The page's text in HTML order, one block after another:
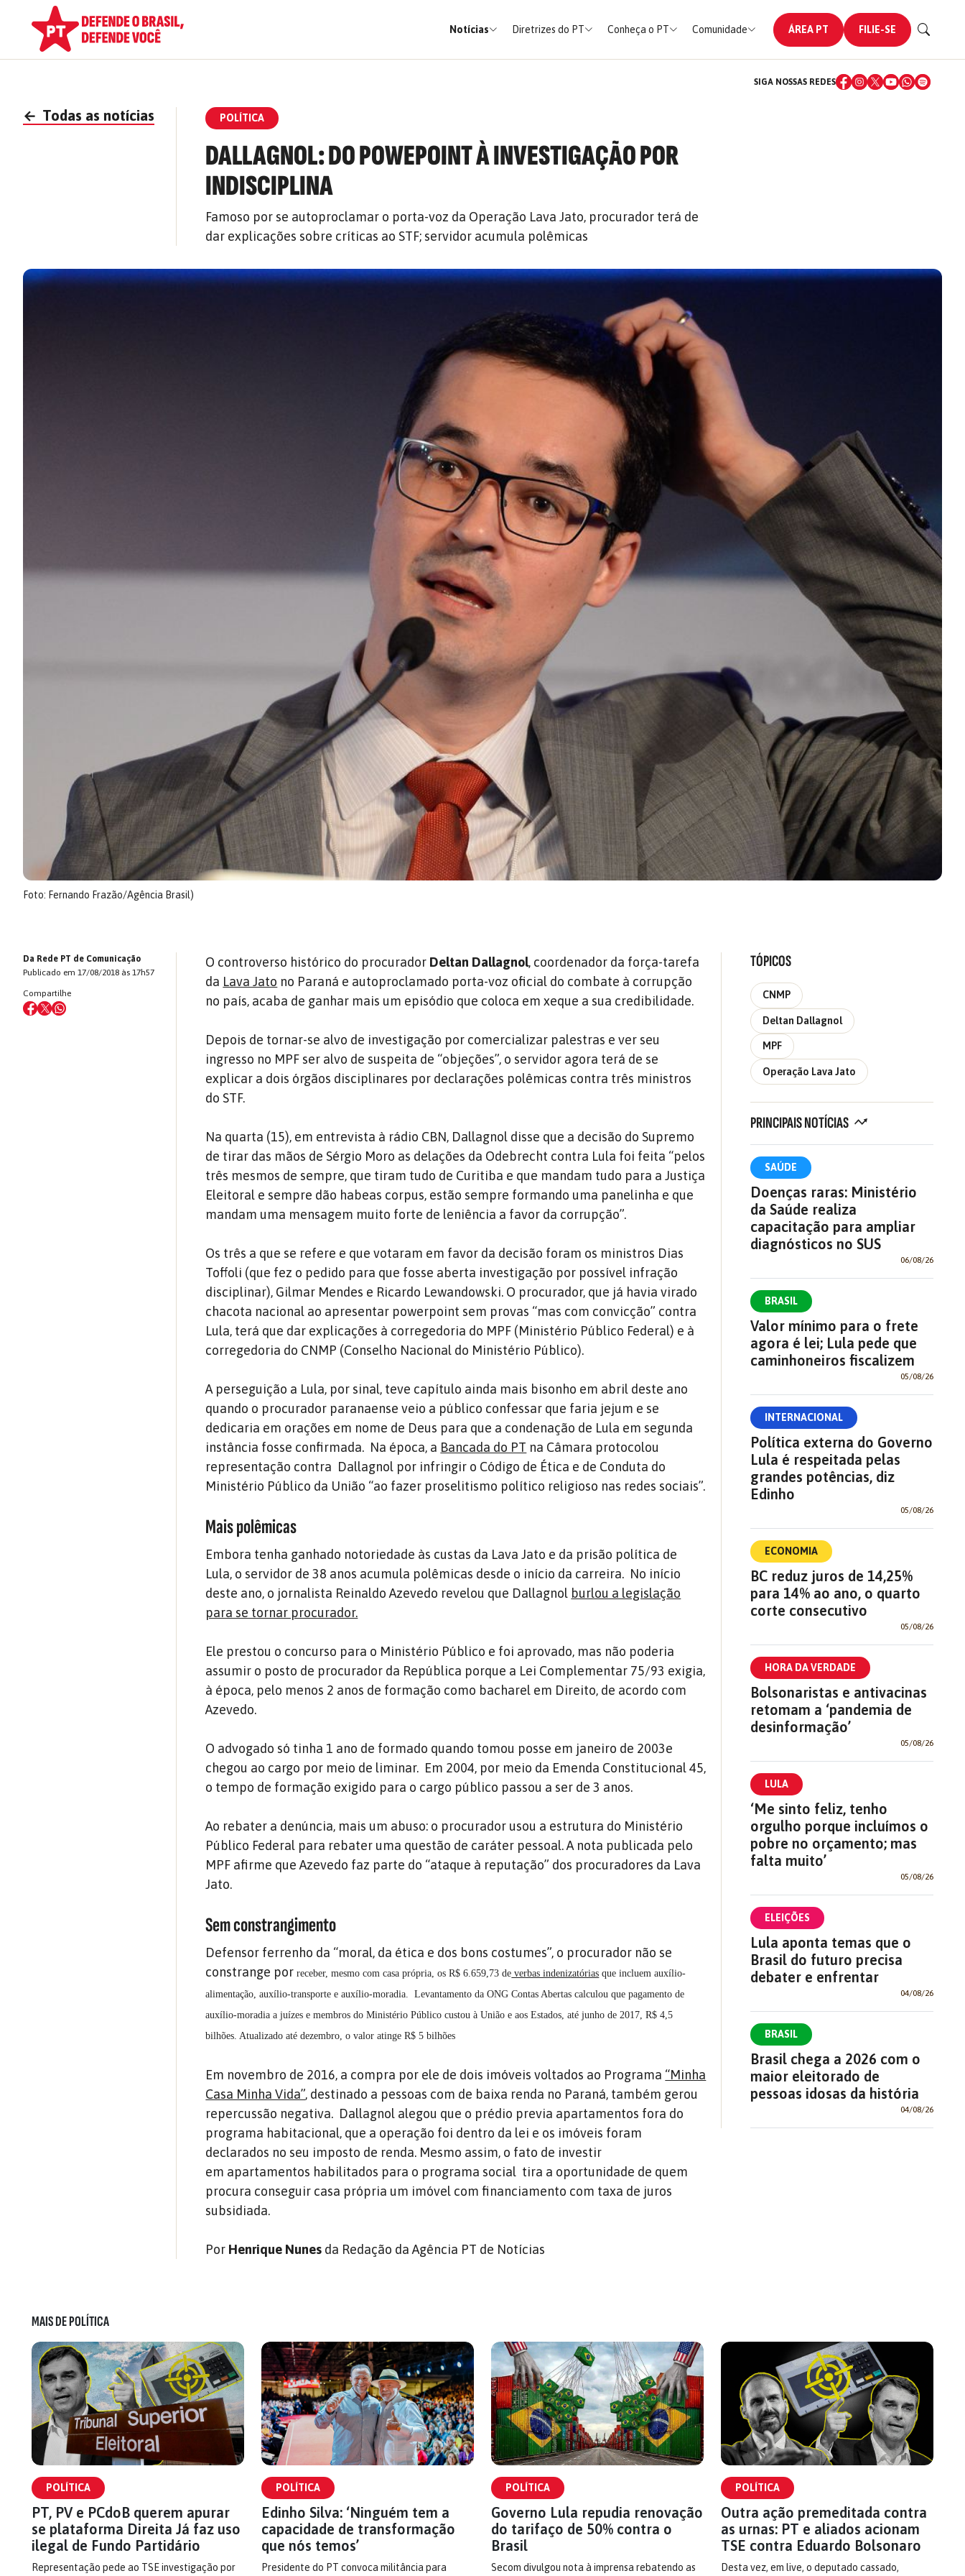
Notícias Diretrizes do PT Conheça o PT Comunidade ÁREA PT FILIE-SE
SIGA NOSSAS REDES
← Todas as notícias POLÍTICA
DALLAGNOL: DO POWEPOINT À INVESTIGAÇÃO POR
INDISCIPLINA
Famoso por se autoproclamar o porta-voz da Operação Lava Jato, procurador terá de
dar explicações sobre críticas ao STF; servidor acumula polêmicas
Foto: Fernando Frazão/Agência Brasil)
Da Rede PT de Comunicação
Publicado em 17/08/2018 às 17h57
Compartilhe
O controverso histórico do procurador Deltan Dallagnol, coordenador da força-tarefa
da Lava Jato no Paraná e autoproclamado porta-voz oficial do combate à corrupção
no país, acaba de ganhar mais um episódio que coloca em xeque a sua credibilidade.
Depois de tornar-se alvo de investigação por comercializar palestras e ver seu
ingresso no MPF ser alvo de suspeita de “objeções”, o servidor agora terá de se
explicar a dois órgãos disciplinares por declarações polêmicas contra três ministros
do STF.
Na quarta (15), em entrevista à rádio CBN, Dallagnol disse que a decisão do Supremo
de tirar das mãos de Sérgio Moro as delações da Odebrecht contra Lula foi feita “pelos
três mesmos de sempre, que tiram tudo de Curitiba e que mandam tudo para a Justiça
Eleitoral e sempre dão habeas corpus, estão sempre formando uma panelinha e que
mandam uma mensagem muito forte de leniência a favor da corrupção”.
Os três a que se refere e que votaram em favor da decisão foram os ministros Dias
Toffoli (que fez o pedido para que fosse aberta investigação por possível infração
disciplinar), Gilmar Mendes e Ricardo Lewandowski. O procurador, que já havia virado
chacota nacional ao apresentar powerpoint sem provas “mas com convicção” contra
Lula, terá que dar explicações à corregedoria do MPF (Ministério Público Federal) e à
corregedoria do CNMP (Conselho Nacional do Ministério Público).
A perseguição a Lula, por sinal, teve capítulo ainda mais bisonho em abril deste ano
quando o procurador paranaense veio a público confessar que faria jejum e se
dedicaria em orações em nome de Deus para que a condenação de Lula em segunda
instância fosse confirmada. Na época, a Bancada do PT na Câmara protocolou
representação contra Dallagnol por infringir o Código de Ética e de Conduta do
Ministério Público da União “ao fazer proselitismo político religioso nas redes sociais”.
Mais polêmicas
Embora tenha ganhado notoriedade às custas da Lava Jato e da prisão política de
Lula, o servidor de 38 anos acumula polêmicas desde o início da carreira. No início
deste ano, o jornalista Reinaldo Azevedo revelou que Dallagnol burlou a legislação
para se tornar procurador.
Ele prestou o concurso para o Ministério Público e foi aprovado, mas não poderia
assumir o posto de procurador da República porque a Lei Complementar 75/93 exigia,
à época, pelo menos 2 anos de formação como bacharel em Direito, de acordo com
Azevedo.
O advogado só tinha 1 ano de formado quando tomou posse em janeiro de 2003e
chegou ao cargo por meio de liminar. Em 2004, por meio da Emenda Constitucional 45,
o tempo de formação exigido para o cargo público passou a ser de 3 anos.
Ao rebater a denúncia, mais um abuso: o procurador usou a estrutura do Ministério
Público Federal para rebater uma questão de caráter pessoal. A nota publicada pelo
MPF afirme que Azevedo faz parte do “ataque à reputação” dos procuradores da Lava
Jato.
Sem constrangimento
Defensor ferrenho da “moral, da ética e dos bons costumes”, o procurador não se
constrange porreceber, mesmo com casa própria, os R$ 6.659,73 de verbas indenizatórias que incluem auxílio-
alimentação, auxílio-transporte e auxílio-moradia. Levantamento da ONG Contas Abertas calculou que pagamento de
auxílio-moradia a juízes e membros do Ministério Público custou à União e aos Estados, até junho de 2017, R$ 4,5
bilhões. Atualizado até dezembro, o valor atinge R$ 5 bilhões
Em novembro de 2016, a compra por ele de dois imóveis voltados ao Programa “Minha
Casa Minha Vida”, destinado a pessoas com de baixa renda no Paraná, também gerou
repercussão negativa. Dallagnol alegou que o prédio previa apartamentos fora do
programa habitacional, que a operação foi dentro da lei e os imóveis foram
declarados no seu imposto de renda. Mesmo assim, o fato de investir
em apartamentos habilitados para o programa social tira a oportunidade de quem
procura conseguir casa própria um imóvel com financiamento com taxa de juros
subsidiada.
Por Henrique Nunes da Redação da Agência PT de Notícias
TÓPICOS
CNMP
Deltan Dallagnol
MPF
Operação Lava Jato
PRINCIPAIS NOTÍCIAS
SAÚDE
Doenças raras: Ministério
da Saúde realiza
capacitação para ampliar
diagnósticos no SUS
06/08/26
BRASIL
Valor mínimo para o frete
agora é lei; Lula pede que
caminhoneiros fiscalizem
05/08/26
INTERNACIONAL
Política externa do Governo
Lula é respeitada pelas
grandes potências, diz
Edinho
05/08/26
ECONOMIA
BC reduz juros de 14,25%
para 14% ao ano, o quarto
corte consecutivo
05/08/26
HORA DA VERDADE
Bolsonaristas e antivacinas
retomam a ‘pandemia de
desinformação’
05/08/26
LULA
‘Me sinto feliz, tenho
orgulho porque incluímos o
pobre no orçamento; mas
falta muito’
05/08/26
ELEIÇÕES
Lula aponta temas que o
Brasil do futuro precisa
debater e enfrentar
04/08/26
BRASIL
Brasil chega a 2026 com o
maior eleitorado de
pessoas idosas da história
04/08/26
MAIS DE POLÍTICA
POLÍTICA
PT, PV e PCdoB querem apurar
se plataforma Direita Já faz uso
ilegal de Fundo Partidário
Representação pede ao TSE investigação por
POLÍTICA
Edinho Silva: ‘Ninguém tem a
capacidade de transformação
que nós temos’
Presidente do PT convoca militância para
POLÍTICA
Governo Lula repudia renovação
do tarifaço de 50% contra o
Brasil
Secom divulgou nota à imprensa rebatendo as
POLÍTICA
Outra ação premeditada contra
as urnas: PT e aliados acionam
TSE contra Eduardo Bolsonaro
Desta vez, em live, o deputado cassado,